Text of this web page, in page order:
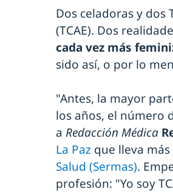
Dos celadoras y dos
(TCAE). Dos
cada vez más
sido así, o por lo
"Antes, la mayor
los años, el número
a Redacción Médica
La Paz que lleva
Salud (Sermas).
profesión: "Yo soy